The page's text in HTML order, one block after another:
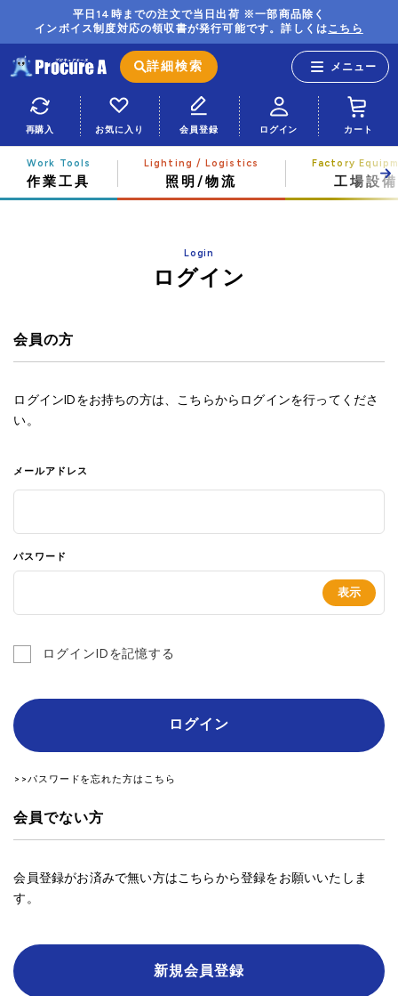
平日14時までの注文で当日出荷 ※一部商品除く
インボイス制度対応の領収書が発行可能です。詳しくはこちら
詳細検索
再購入 お気に入り 会員登録 ログイン カート
作業工具 照明/物流 工場設備
Login
ログイン
会員の方
ログインIDをお持ちの方は、こちらからログインを行ってくださ
い。
メールアドレス
パスワード
ログインIDを記憶する
ログイン
>>パスワードを忘れた方はこちら
会員でない方
会員登録がお済みで無い方はこちらから登録をお願いいたしま
す。
新規会員登録